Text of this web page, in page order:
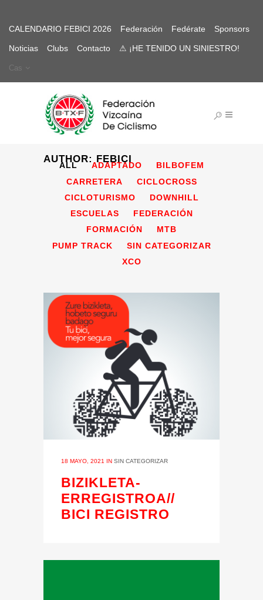
CALENDARIO FEBICI 2026 Federación Fedérate Sponsors
Noticias Clubs Contacto ⚠ ¡HE TENIDO UN SINIESTRO!
Cas
AUTHOR: FEBICI
ALL ADAPTADO
BILBOFEM
CARRETERA
CICLOCROSS
CICLOTURISMO
DOWNHILL
ESCUELAS
FEDERACIÓN
FORMACIÓN
MTB
PUMP TRACK
SIN CATEGORIZAR
XCO
18 MAYO, 2021 IN SIN CATEGORIZAR
BIZIKLETA-
ERREGISTROA//
BICI REGISTRO